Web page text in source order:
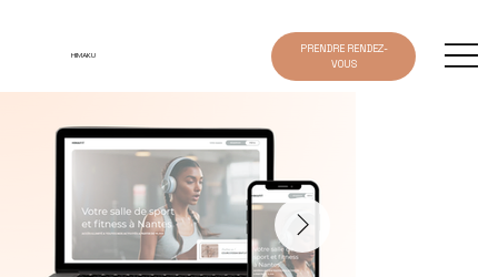
HIMAKU
PRENDRE RENDEZ-
VOUS